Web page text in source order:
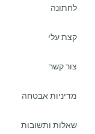
לחתונה
קצת עלי
צור קשר
מדיניות אבטחה
שאלות ותשובות